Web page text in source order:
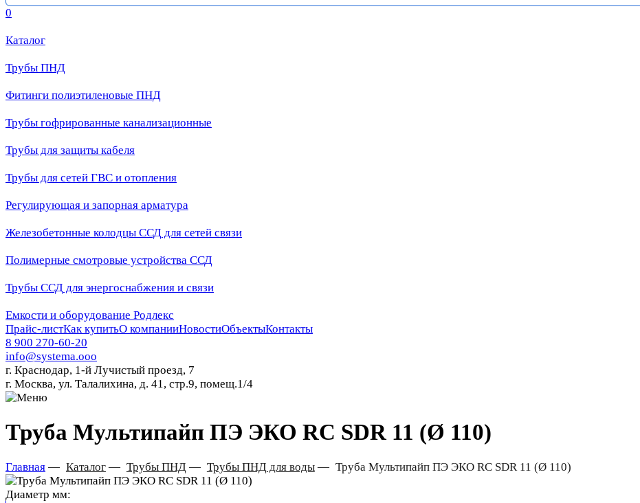
0
Каталог
Трубы ПНД
Фитинги полиэтиленовые ПНД
Трубы гофрированные канализационные
Трубы для защиты кабеля
Трубы для сетей ГВС и отопления
Регулирующая и запорная арматура
Железобетонные колодцы ССД для сетей связи
Полимерные смотровые устройства ССД
Трубы ССД для энергоснабжения и связи
Емкости и оборудование Родлекс
Прайс-листКак купитьО компанииНовостиОбъектыКонтакты
8 900 270-60-20
info@systema.ooo
г. Краснодар, 1-й Лучистый проезд, 7
г. Москва, ул. Талалихина, д. 41, стр.9, помещ.1/4
Труба Мультипайп ПЭ ЭКО RC SDR 11 (Ø 110)
Главная — Каталог— Трубы ПНД — Трубы ПНД для воды— Труба Мультипайп ПЭ ЭКО RC SDR 11 (Ø 110)
Диаметр мм: